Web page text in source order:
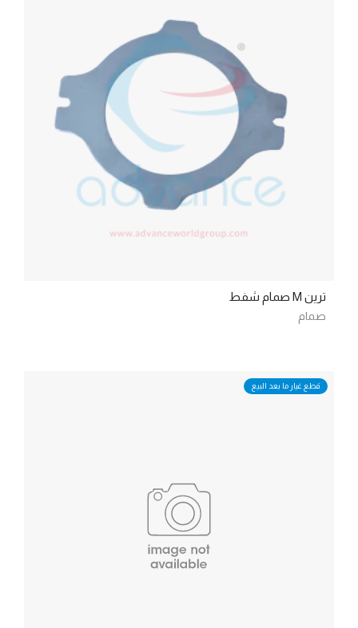
ترين M صمام شفط
صمام
قطع غيار ما بعد البيع